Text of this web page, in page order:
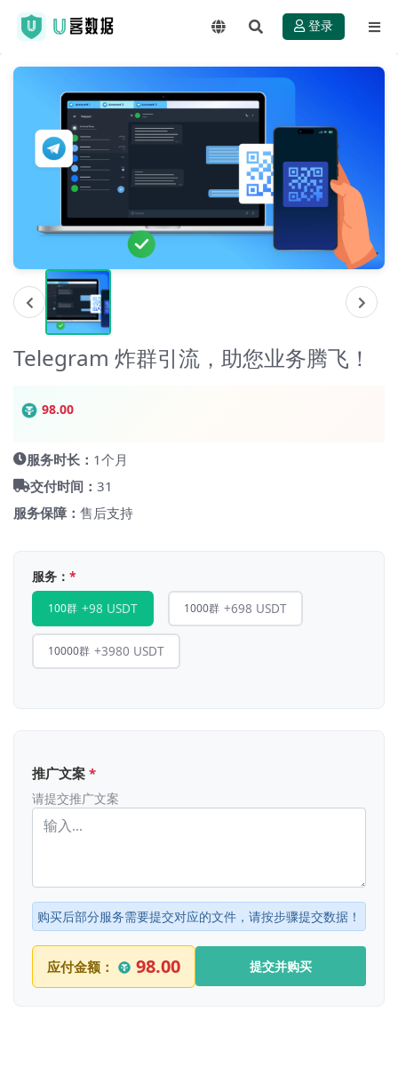
登录
Telegram 炸群引流，助您业务腾飞！
98.00
服务时长： 1个月
交付时间： 31
服务保障： 售后支持
服务： *
100群 +98 USDT 1000群 +698 USDT
10000群 +3980 USDT
推广文案 *
请提交推广文案
购买后部分服务需要提交对应的文件，请按步骤提交数据！
应付金额： 98.00 提交并购买